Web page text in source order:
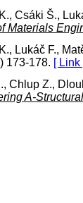
Csáki Š.,
Materials
Lukáč F.,
173-178. [ Link
Chlup Z.,
A-